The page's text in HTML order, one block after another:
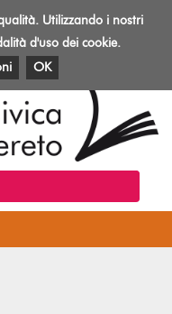
Toggle
E RISORSE
Utilizzando i nostri
d'uso dei cookie.
OK